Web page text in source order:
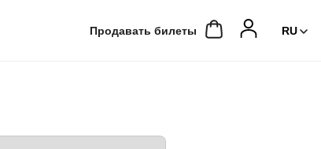
Продавать билеты